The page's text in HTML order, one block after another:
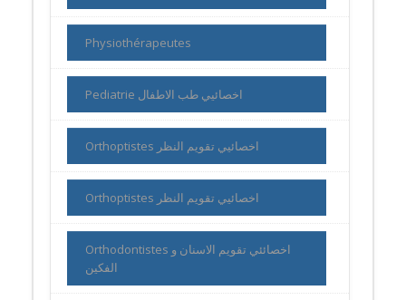
Physiothérapeutes
Pediatrie اخصائيي طب الاطفال
Orthoptistes اخصائيي تقويم النظر
Orthoptistes اخصائيي تقويم النظر
Orthodontistes اخصائئي تقويم الاسنان و
الفكين